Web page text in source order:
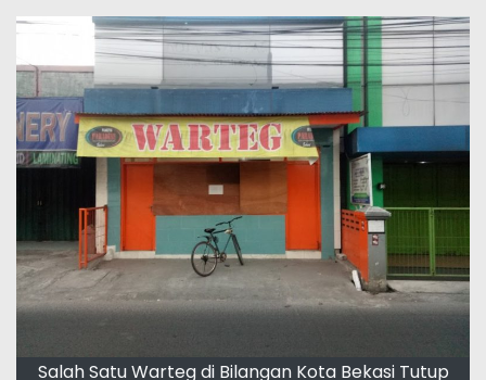
Salah Satu Warteg di Bilangan Kota Bekasi Tutup